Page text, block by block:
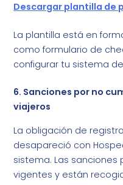
Descargar plantilla de
La plantilla está en
como formulario de
configurar tu sistema
6. Sanciones por no
viajeros
La obligación de
desapareció con
sistema. Las
vigentes y están